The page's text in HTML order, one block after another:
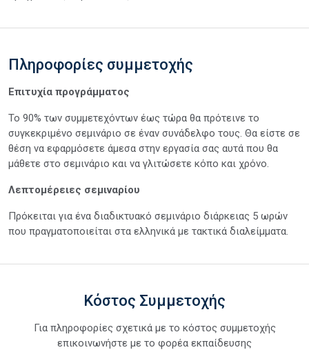
Πληροφορίες συμμετοχής
Επιτυχία προγράμματος
Το 90% των συμμετεχόντων έως τώρα θα πρότεινε το
συγκεκριμένο σεμινάριο σε έναν συνάδελφο τους. Θα είστε σε
θέση να εφαρμόσετε άμεσα στην εργασία σας αυτά που θα
μάθετε στο σεμινάριο και να γλιτώσετε κόπο και χρόνο.
Λεπτομέρειες σεμιναρίου
Πρόκειται για ένα διαδικτυακό σεμινάριο διάρκειας 5 ωρών
που πραγματοποιείται στα ελληνικά με τακτικά διαλείμματα.
Κόστος Συμμετοχής
Για πληροφορίες σχετικά με το κόστος συμμετοχής
επικοινωνήστε με το φορέα εκπαίδευσης